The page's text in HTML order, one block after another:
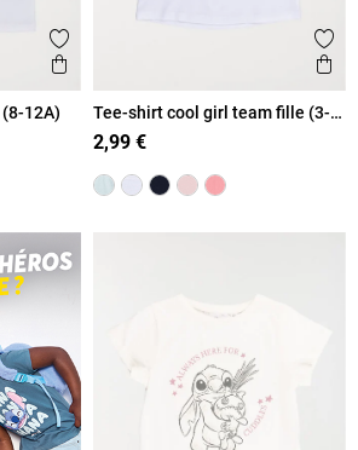
Ajouter aux favoris
Aperçu rapide
12A)
Tee-shirt cool girl team fille (3-
12A)
2,99 €